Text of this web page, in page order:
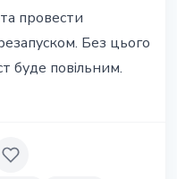
провести
Без цього
буде повільним.